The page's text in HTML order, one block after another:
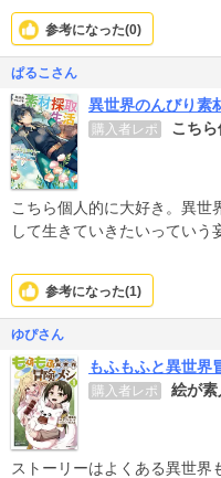
参考になった(0)
ぱるこさん
異世界のんびり素
購入者レポ こち
こちら個人的に大好き。異世
して生きていきたいっていう
ドストライクな話しです、
たすら素材採集をのんびりし
といいな～。
参考になった(1)
ゆぴさん
もふもふと異世界
購入者レポ 絵が素
ストーリーはよくある異世界